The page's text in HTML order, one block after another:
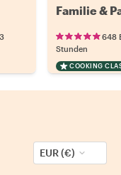
3
Familie &
648
Stunden
COOKING
EUR (€)